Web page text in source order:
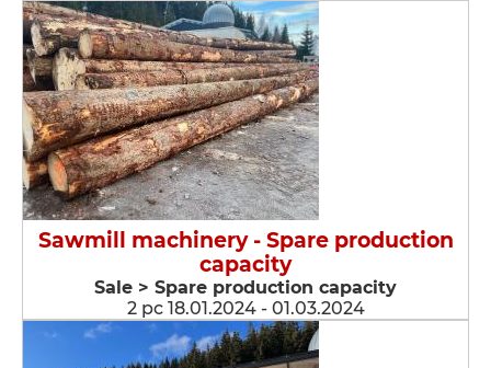
Sawmill machinery - Spare production
capacity
Sale > Spare production capacity
2 pc 18.01.2024 - 01.03.2024